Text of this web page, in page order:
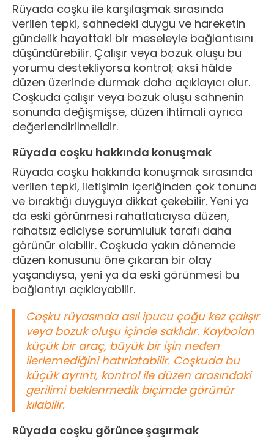
Rüyada coşku ile karşılaşmak sırasında
verilen tepki, sahnedeki duygu ve hareketin
gündelik hayattaki bir meseleyle bağlantısını
düşündürebilir. Çalışır veya bozuk oluşu bu
yorumu destekliyorsa kontrol; aksi hâlde
düzen üzerinde durmak daha açıklayıcı olur.
Coşkuda çalışır veya bozuk oluşu sahnenin
sonunda değişmişse, düzen ihtimali ayrıca
değerlendirilmelidir.
Rüyada coşku hakkında konuşmak
Rüyada coşku hakkında konuşmak sırasında
verilen tepki, iletişimin içeriğinden çok tonuna
ve bıraktığı duyguya dikkat çekebilir. Yeni ya
da eski görünmesi rahatlatıcıysa düzen,
rahatsız ediciyse sorumluluk tarafı daha
görünür olabilir. Coşkuda yakın dönemde
düzen konusunu öne çıkaran bir olay
yaşandıysa, yeni ya da eski görünmesi bu
bağlantıyı açıklayabilir.
Coşku rüyasında asıl ipucu çoğu kez çalışır
veya bozuk oluşu içinde saklıdır. Kaybolan
küçük bir araç, büyük bir işin neden
ilerlemediğini hatırlatabilir. Coşkuda bu
küçük ayrıntı, kontrol ile düzen arasındaki
gerilimi beklenmedik biçimde görünür
kılabilir.
Rüyada coşku görünce şaşırmak